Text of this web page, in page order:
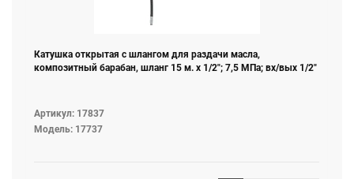
Катушка открытая с шлангом для раздачи масла,
композитный барабан, шланг 15 м. х 1/2"; 7,5 МПа; вх/вых 1/2"
Артикул: 17837
Модель: 17737